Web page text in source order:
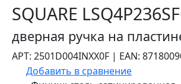
SQUARE
дверная ручка на
АРТ: 2501D004INXX0F | EAN:
Добавить в сравнение